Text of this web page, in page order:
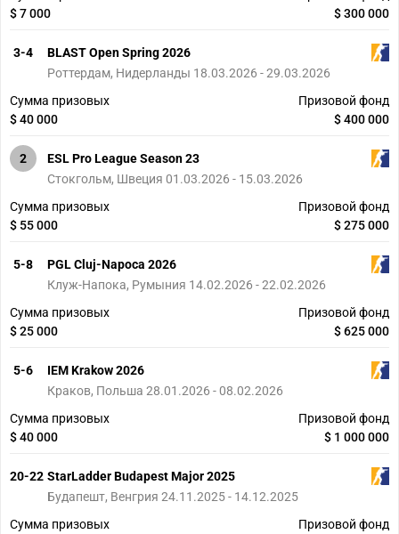
$ 7 000
$ 300 000
3-4
BLAST Open Spring 2026
Роттердам, Нидерланды 18.03.2026 - 29.03.2026
Сумма призовых
$ 40 000
Призовой фонд
$ 400 000
2
ESL Pro League Season 23
Стокгольм, Швеция 01.03.2026 - 15.03.2026
Сумма призовых
$ 55 000
Призовой фонд
$ 275 000
5-8
PGL Cluj-Napoca 2026
Клуж-Напока, Румыния 14.02.2026 - 22.02.2026
Сумма призовых
$ 25 000
Призовой фонд
$ 625 000
5-6
IEM Krakow 2026
Краков, Польша 28.01.2026 - 08.02.2026
Сумма призовых
$ 40 000
Призовой фонд
$ 1 000 000
20-22 StarLadder Budapest Major 2025
Будапешт, Венгрия 24.11.2025 - 14.12.2025
Сумма призовых
Призовой фонд